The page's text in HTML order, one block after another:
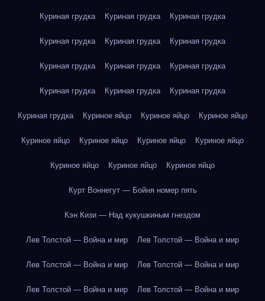
Куриная грудка Куриная грудка Куриная грудка
Куриная грудка Куриная грудка Куриная грудка
Куриная грудка Куриная грудка Куриная грудка
Куриная грудка Куриная грудка Куриная грудка
Куриная грудка Куриное яйцо Куриное яйцо Куриное яйцо
Куриное яйцо Куриное яйцо Куриное яйцо Куриное яйцо
Куриное яйцо Куриное яйцо Куриное яйцо
Курт Воннегут — Бойня номер пять
Кэн Кизи — Над кукушкиным гнездом
Лев Толстой — Война и мир Лев Толстой — Война и мир
Лев Толстой — Война и мир Лев Толстой — Война и мир
Лев Толстой — Война и мир Лев Толстой — Война и мир